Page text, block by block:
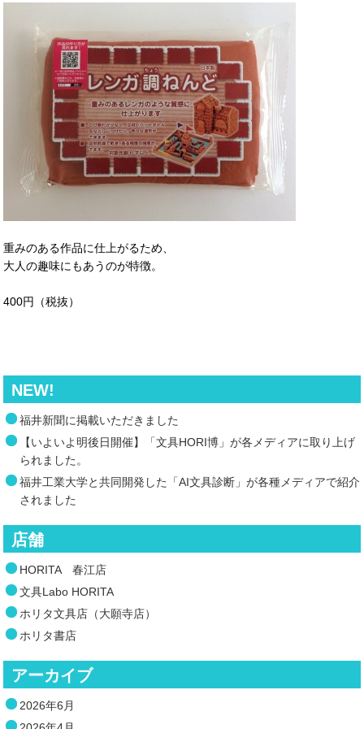
重みのある作品に仕上がるため、
大人の趣味にもあうのが特徴。
400円（税抜）
NEW!
福井新聞に掲載いただきました
【いよいよ明後日開催】「文具HORI博」が各メディアに取り上げ
られました。
福井工業大学と共同開発した「AI文具診断」が各種メディアで紹介
されました
店舗
HORITA 春江店
文具Labo HORITA
ホリタ文具店（大願寺店）
ホリタ書店
アーカイブ
2026年6月